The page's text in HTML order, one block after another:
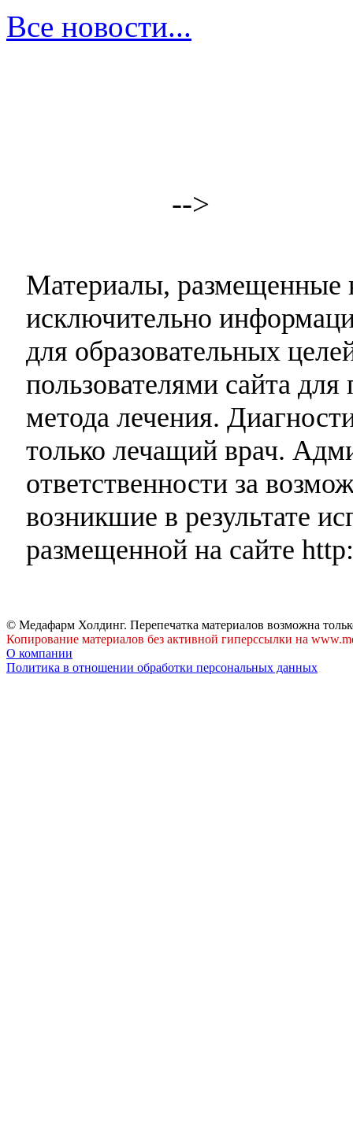
Все новости...
-->
Материалы, размещенные
исключительно
для образовательных
пользователями сайта
метода лечения.
только лечащий врач.
ответственности за
возникшие в результате
размещенной на сайте
© Медафарм Холдинг. Перепечатка материалов возможна
Копирование материалов без активной гиперссылки на
О компании
Политика в отношении обработки персональных данных